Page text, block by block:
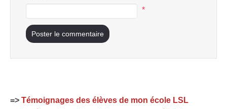
*
=> Témoignages des élèves de mon école LSL